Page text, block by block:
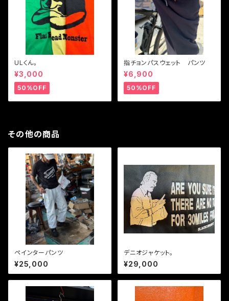
ULくん。
¥3,000
50%OFF
指チョンパスウェット パンツ
¥6,900
50%OFF
その他の商品
ペインターパンツ
¥25,000
デニオジャケット。
¥29,000